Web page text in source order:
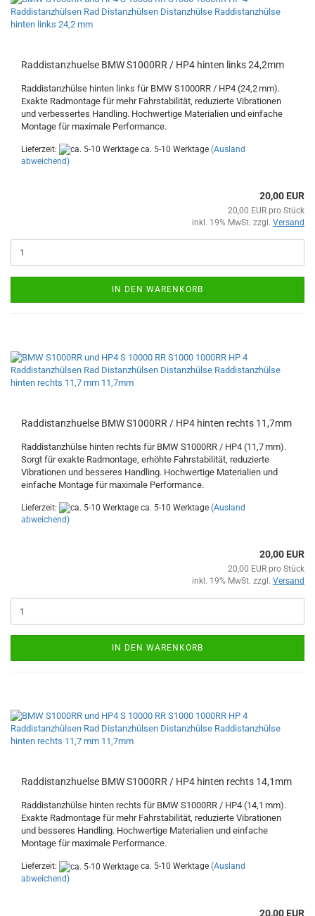
Raddistanzhuelse BMW S1000RR / HP4 hinten links 24,2mm
Raddistanzhülse hinten links für BMW S1000RR / HP4 (24,2 mm).
Exakte Radmontage für mehr Fahrstabilität, reduzierte Vibrationen
und verbessertes Handling. Hochwertige Materialien und einfache
Montage für maximale Performance.
Lieferzeit: ca. 5-10 Werktage (Ausland
abweichend)
20,00 EUR
20,00 EUR pro Stück
inkl. 19% MwSt. zzgl. Versand
IN DEN WARENKORB
Raddistanzhuelse BMW S1000RR / HP4 hinten rechts 11,7mm
Raddistanzhülse hinten rechts für BMW S1000RR / HP4 (11,7 mm).
Sorgt für exakte Radmontage, erhöhte Fahrstabilität, reduzierte
Vibrationen und besseres Handling. Hochwertige Materialien und
einfache Montage für maximale Performance.
Lieferzeit: ca. 5-10 Werktage (Ausland
abweichend)
20,00 EUR
20,00 EUR pro Stück
inkl. 19% MwSt. zzgl. Versand
IN DEN WARENKORB
Raddistanzhuelse BMW S1000RR / HP4 hinten rechts 14,1mm
Raddistanzhülse hinten rechts für BMW S1000RR / HP4 (14,1 mm).
Exakte Radmontage für mehr Fahrstabilität, reduzierte Vibrationen
und besseres Handling. Hochwertige Materialien und einfache
Montage für maximale Performance.
Lieferzeit: ca. 5-10 Werktage (Ausland
abweichend)
20,00 EUR